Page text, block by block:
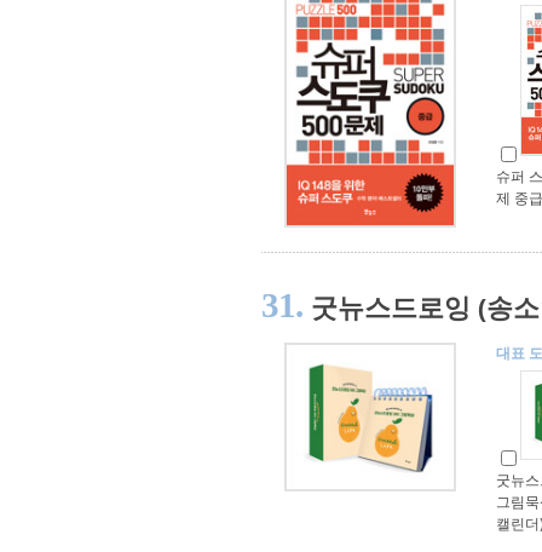
슈퍼
제 중급
31. 굿뉴스드로잉 (송
대표
굿뉴
그림
캘린